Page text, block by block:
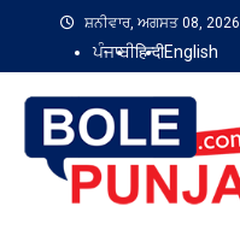
ਸ਼ਨੀਵਾਰ, ਅਗਸਤ 08, 2026
ਪੰਜਾਬੀहिन्दीEnglish